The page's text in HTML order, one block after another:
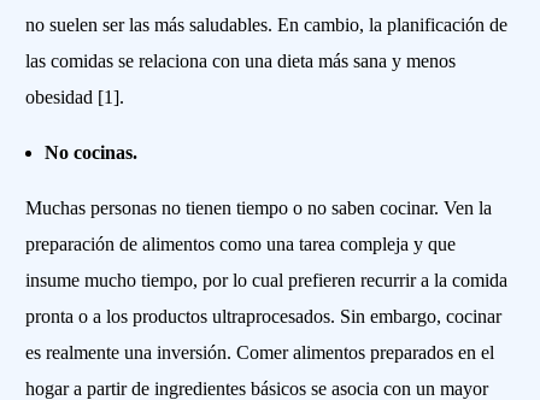
no suelen ser las más saludables. En cambio, la planificación de
las comidas se relaciona con una dieta más sana y menos
obesidad [1].
No cocinas.
Muchas personas no tienen tiempo o no saben cocinar. Ven la
preparación de alimentos como una tarea compleja y que
insume mucho tiempo, por lo cual prefieren recurrir a la comida
pronta o a los productos ultraprocesados. Sin embargo, cocinar
es realmente una inversión. Comer alimentos preparados en el
hogar a partir de ingredientes básicos se asocia con un mayor